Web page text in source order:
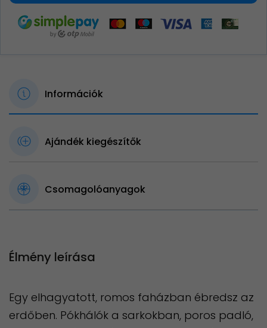
Információk
Ajándék kiegészítők
Csomagolóanyagok
Élmény leírása
Egy elhagyatott, romos faházban ébredsz az
erdőben. Pókhálók a sarkokban, poros padló,